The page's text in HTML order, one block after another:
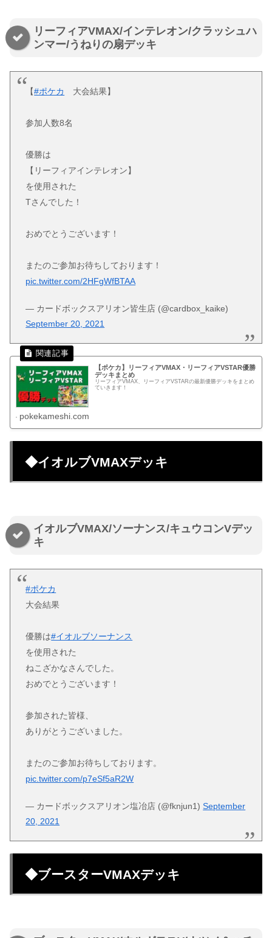
リーフィアVMAX/インテレオン/クラッシュハ
ンマー/うねりの扇デッキ
【#ポケカ 大会結果】
参加人数8名
優勝は
【リーフィアインテレオン】
を使用された
Tさんでした！
おめでとうございます！
またのご参加お待ちしております！
pic.twitter.com/2HFgWfBTAA
— カードボックスアリオン皆生店 (@cardbox_kaike)
September 20, 2021
【ポケカ】リーフィアVMAX・リーフィアVSTAR優勝
デッキまとめ
リーフィアVMAX、リーフィアVSTARの最新優勝デッキをまとめ
ていきます！
pokekameshi.com
◆イオルブVMAXデッキ
イオルブVMAX/ソーナンス/キュウコンVデッ
キ
#ポケカ
大会結果
優勝は#イオルブソーナンス
を使用された
ねこざかなさんでした。
おめでとうございます！
参加された皆様、
ありがとうございました。
またのご参加お待ちしております。
pic.twitter.com/p7eSf5aR2W
— カードボックスアリオン塩冶店 (@fknjun1)September
20, 2021
◆ブースターVMAXデッキ